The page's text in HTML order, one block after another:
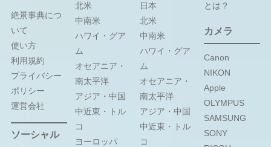
絶景事典につ
いて
使い方
利用規約
プライバシー
ポリシー
運営会社
ソーシャル
北米
中南米
ハワイ・グア
ム
オセアニア・
南太平洋
アジア・中国
中近東・トル
コ
ヨーロッパ
日本
北米
中南米
ハワイ・グア
ム
オセアニア・
南太平洋
アジア・中国
中近東・トル
コ
とは？
カメラ
Canon
NIKON
Apple
OLYMPUS
SAMSUNG
SONY